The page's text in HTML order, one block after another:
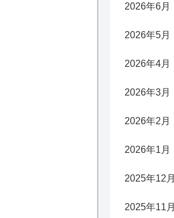
2026年6月
2026年5月
2026年4月
2026年3月
2026年2月
2026年1月
2025年12月
2025年11月